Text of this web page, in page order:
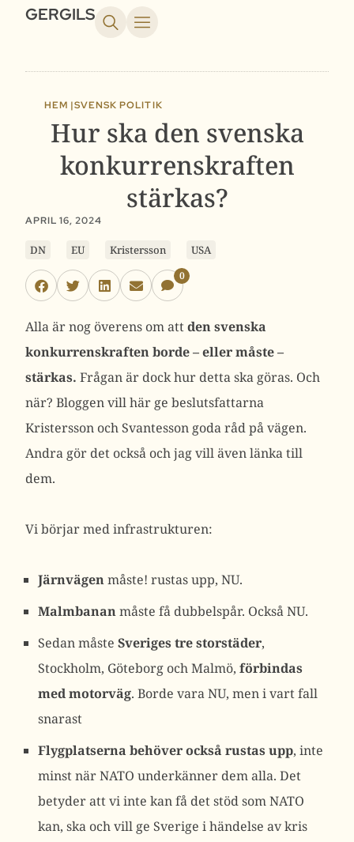
GERGILS
HEM |SVENSK POLITIK
Hur ska den svenska
konkurrenskraften
stärkas?
APRIL 16, 2024
DN EU Kristersson USA
0
Alla är nog överens om attden svenska
konkurrenskraften borde – eller måste –
stärkas. Frågan är dock hur detta ska göras. Och
när? Bloggen vill här ge beslutsfattarna
Kristersson och Svantesson goda råd på vägen.
Andra gör det också och jag vill även länka till
dem.
Vi börjar med infrastrukturen:
Järnvägenmåste! rustas upp, NU.
Malmbananmåste få dubbelspår. Också NU.
Sedan måste Sveriges tre storstäder,
Stockholm, Göteborg och Malmö, förbindas
med motorväg. Borde vara NU, men i vart fall
snarast
Flygplatserna behöver också rustas upp, inte
minst när NATO underkänner dem alla. Det
betyder att vi inte kan få det stöd som NATO
kan, ska och vill ge Sverige i händelse av kris